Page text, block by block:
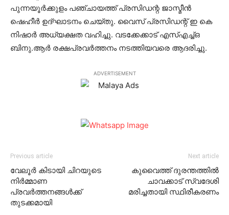
പുന്നയൂര്‍ക്കുളം പഞ്ചായത്ത് പ്രസിഡന്റ ജാസ്മീന്‍
ഷെഹീര്‍ ഉദ്ഘാടനം ചെയ്തു. വൈസ് പ്രസിഡന്റ് ഇ കെ
നിഷാര്‍ അധ്യക്ഷത വഹിച്ചു. വടക്കേക്കാട് എസ്എച്ച്ഒ
ബിനു.ആര്‍ രക്ഷപ്രവര്‍ത്തനം നടത്തിയവരെ ആദരിച്ചു.
ADVERTISEMENT
Previous article
വേലൂര്‍ കിടായി ചിറയുടെ
നിര്‍മ്മാണ
പ്രവര്‍ത്തനങ്ങള്‍ക്ക്
തുടക്കമായി
Next article
കുവൈത്ത് ദുരന്തത്തില്‍
ചാവക്കാട് സ്വദേശി
മരിച്ചതായി സ്ഥിരീകരണം